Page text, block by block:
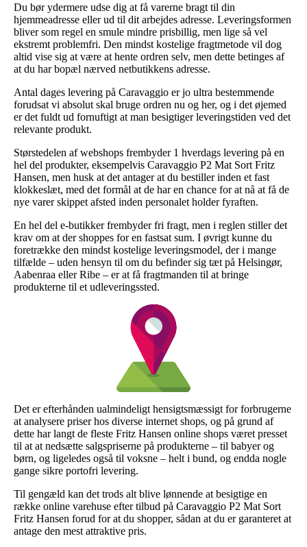
Du bør ydermere udse dig at få varerne bragt til din
hjemmeadresse eller ud til dit arbejdes adresse. Leveringsformen
bliver som regel en smule mindre prisbillig, men lige så vel
ekstremt problemfri. Den mindst kostelige fragtmetode vil dog
altid vise sig at være at hente ordren selv, men dette betinges af
at du har bopæl nærved netbutikkens adresse.
Antal dages levering på Caravaggio er jo ultra bestemmende
forudsat vi absolut skal bruge ordren nu og her, og i det øjemed
er det fuldt ud fornuftigt at man besigtiger leveringstiden ved det
relevante produkt.
Størstedelen af webshops frembyder 1 hverdags levering på en
hel del produkter, eksempelvis Caravaggio P2 Mat Sort Fritz
Hansen, men husk at det antager at du bestiller inden et fast
klokkeslæt, med det formål at de har en chance for at nå at få de
nye varer skippet afsted inden personalet holder fyraften.
En hel del e-butikker frembyder fri fragt, men i reglen stiller det
krav om at der shoppes for en fastsat sum. I øvrigt kunne du
foretrække den mindst kostelige leveringsmodel, der i mange
tilfælde – uden hensyn til om du befinder sig tæt på Helsingør,
Aabenraa eller Ribe – er at få fragtmanden til at bringe
produkterne til et udleveringssted.
Det er efterhånden ualmindeligt hensigtsmæssigt for forbrugerne
at analysere priser hos diverse internet shops, og på grund af
dette har langt de fleste Fritz Hansen online shops været presset
til at at nedsætte salgspriserne på produkterne – til babyer og
børn, og ligeledes også til voksne – helt i bund, og endda nogle
gange sikre portofri levering.
Til gengæld kan det trods alt blive lønnende at besigtige en
række online varehuse efter tilbud på Caravaggio P2 Mat Sort
Fritz Hansen forud for at du shopper, sådan at du er garanteret at
antage den mest attraktive pris.